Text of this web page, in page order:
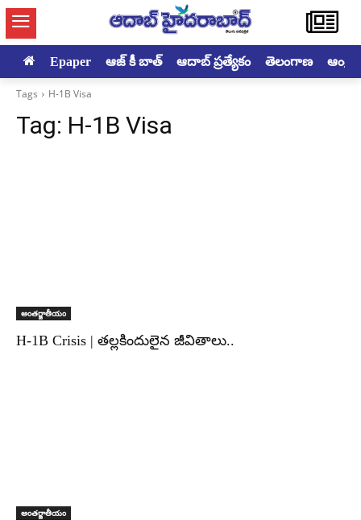
Epaper ఆజ్ కీ బాత్ ఆదాబ్ ప్రత్యేకం తెలంగాణ
Tags H-1B Visa
Tag: H-1B Visa
అంతర్జాతీయం
H-1B Crisis | తల్లకిందులైన జీవితాలు..
అంతర్జాతీయం